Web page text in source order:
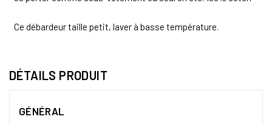
Ce débardeur taille petit, laver à basse température.
DÉTAILS PRODUIT
GÉNÉRAL